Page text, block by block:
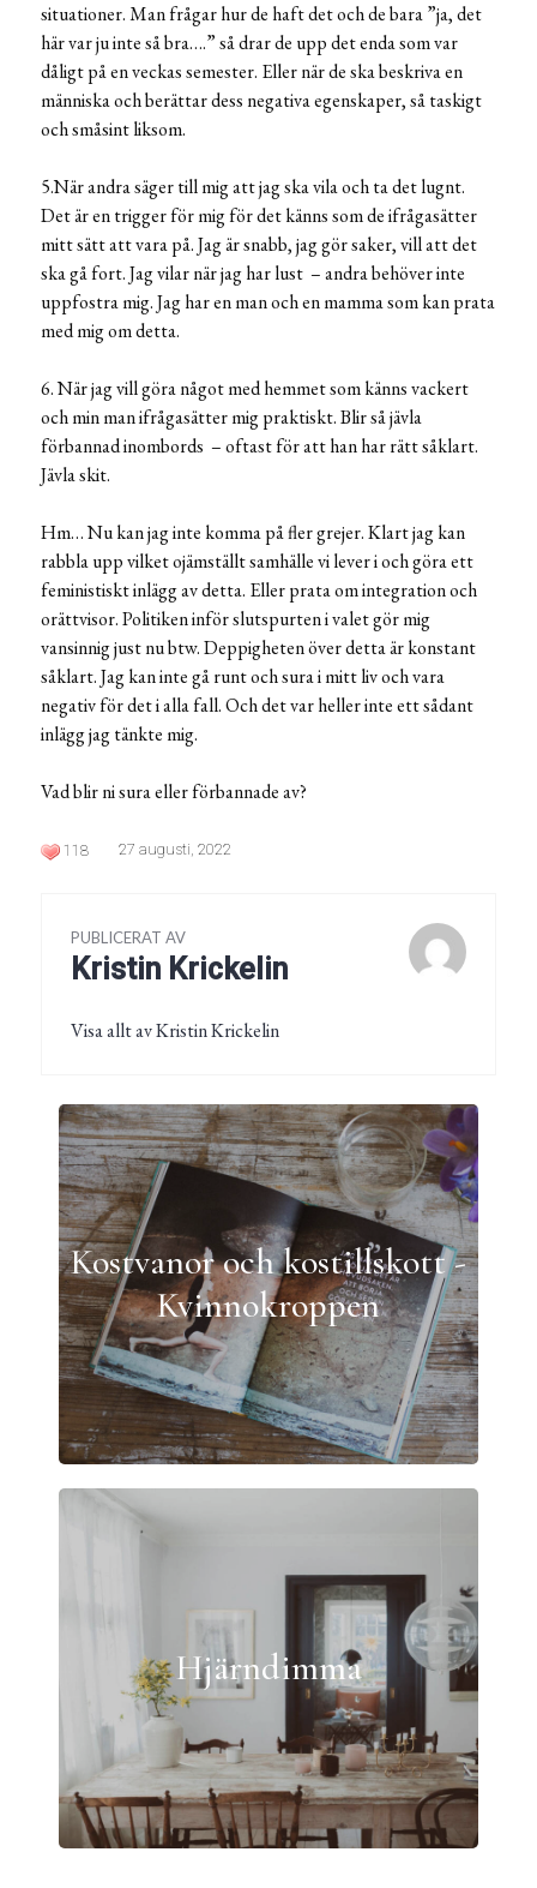
situationer. Man frågar hur de haft det och de bara ”ja, det
här var ju inte så bra….” så drar de upp det enda som var
dåligt på en veckas semester. Eller när de ska beskriva en
människa och berättar dess negativa egenskaper, så taskigt
och småsint liksom.
5.När andra säger till mig att jag ska vila och ta det lugnt.
Det är en trigger för mig för det känns som de ifrågasätter
mitt sätt att vara på. Jag är snabb, jag gör saker, vill att det
ska gå fort. Jag vilar när jag har lust – andra behöver inte
uppfostra mig. Jag har en man och en mamma som kan prata
med mig om detta.
6. När jag vill göra något med hemmet som känns vackert
och min man ifrågasätter mig praktiskt. Blir så jävla
förbannad inombords – oftast för att han har rätt såklart.
Jävla skit.
Hm… Nu kan jag inte komma på fler grejer. Klart jag kan
rabbla upp vilket ojämställt samhälle vi lever i och göra ett
feministiskt inlägg av detta. Eller prata om integration och
orättvisor. Politiken inför slutspurten i valet gör mig
vansinnig just nu btw. Deppigheten över detta är konstant
såklart. Jag kan inte gå runt och sura i mitt liv och vara
negativ för det i alla fall. Och det var heller inte ett sådant
inlägg jag tänkte mig.
Vad blir ni sura eller förbannade av?
118 27 augusti, 2022
PUBLICERAT AV
Kristin Krickelin
Visa allt av Kristin Krickelin
Kostvanor och kostillskott -
Kvinnokroppen
Hjärndimma